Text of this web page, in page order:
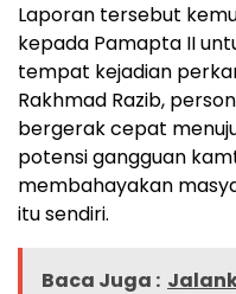
Laporan tersebut
kepada Pamapta II
tempat kejadian
Rakhmad Razib,
bergerak cepat
potensi gangguan
membahayakan
itu sendiri.
Baca Juga :